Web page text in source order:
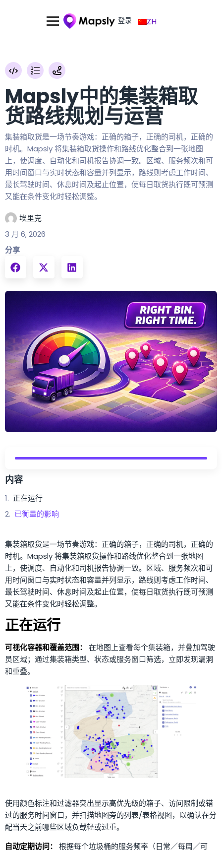
登录 ZH
Mapsly中的集装箱取
货路线规划与运营
集装箱取货是一场节奏游戏：正确的箱子，正确的司机，正确的
时机。Mapsly 将集装箱取货操作和路线优化整合到一张地图
上，使调度、自动化和司机报告协调一致。区域、服务频次和可
用时间窗口与实时状态和容量并列显示，路线则考虑工作时间、
最长驾驶时间、休息时间及起止位置，使每日取货执行既可预测
又能在条件变化时轻松调整。
埃里克
3 月 6, 2026
分享
内容
正在运行
已衡量的影响
集装箱取货是一场节奏游戏：正确的箱子，正确的司机，正确的
时机。Mapsly 将集装箱取货操作和路线优化整合到一张地图
上，使调度、自动化和司机报告协调一致。区域、服务频次和可
用时间窗口与实时状态和容量并列显示，路线则考虑工作时间、
最长驾驶时间、休息时间及起止位置，使每日取货执行既可预测
又能在条件变化时轻松调整。
正在运行
可视化容器和覆盖范围：
在地图上查看每个集装箱，并叠加驾驶
员区域；通过集装箱类型、状态或服务窗口筛选，立即发现漏洞
和重叠。
使用颜色标注和过滤器突出显示高优先级的箱子、访问限制或错
过的服务时间窗口，并扫描地图旁的列表/表格视图，以确认在分
配当天之前哪些区域负载轻或过重。
自动定期访问：
根据每个垃圾桶的服务频率（日常／每周／可